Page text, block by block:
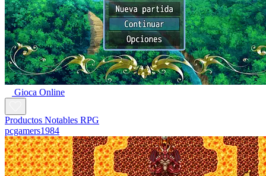
Gioca Online
Productos Notables RPG
pcgamers1984